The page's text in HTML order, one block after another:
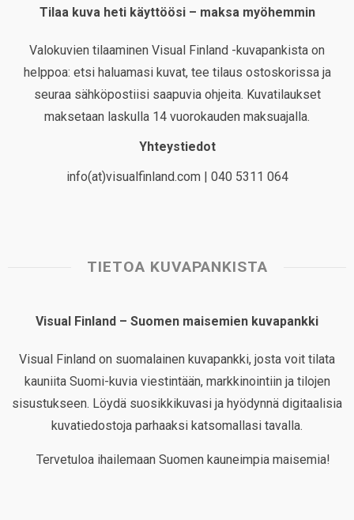
Tilaa kuva heti käyttöösi – maksa myöhemmin
Valokuvien tilaaminen Visual Finland -kuvapankista on
helppoa: etsi haluamasi kuvat, tee tilaus ostoskorissa ja
seuraa sähköpostiisi saapuvia ohjeita. Kuvatilaukset
maksetaan laskulla 14 vuorokauden maksuajalla.
Yhteystiedot
info(at)visualfinland.com | 040 5311 064
TIETOA KUVAPANKISTA
Visual Finland – Suomen maisemien kuvapankki
Visual Finland on suomalainen kuvapankki, josta voit tilata
kauniita Suomi-kuvia viestintään, markkinointiin ja tilojen
sisustukseen. Löydä suosikkikuvasi ja hyödynnä digitaalisia
kuvatiedostoja parhaaksi katsomallasi tavalla.
Tervetuloa ihailemaan Suomen kauneimpia maisemia!